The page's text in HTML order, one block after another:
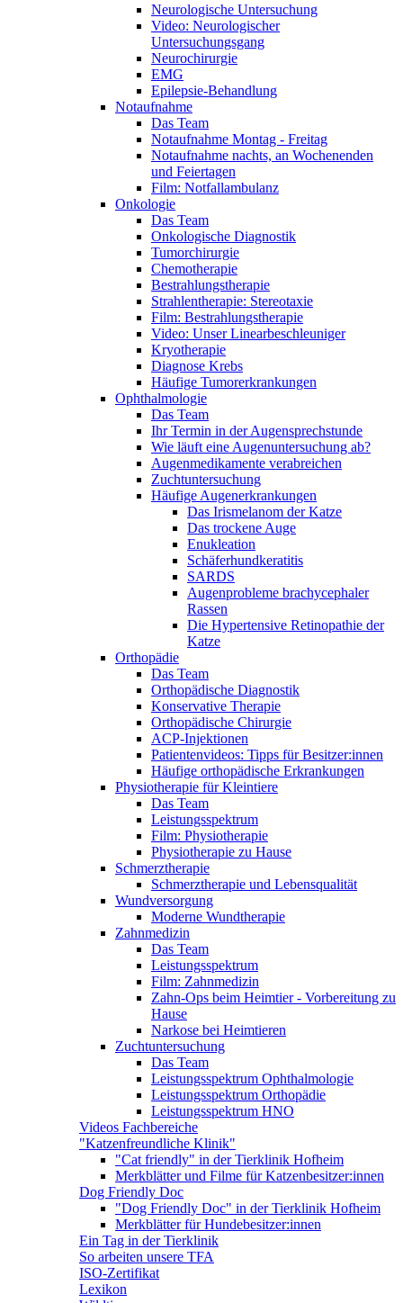
Neurologische Untersuchung
Video: Neurologischer
Untersuchungsgang
Neurochirurgie
EMG
Epilepsie-Behandlung
Notaufnahme
Das Team
Notaufnahme Montag - Freitag
Notaufnahme nachts, an Wochenenden
und Feiertagen
Film: Notfallambulanz
Onkologie
Das Team
Onkologische Diagnostik
Tumorchirurgie
Chemotherapie
Bestrahlungstherapie
Strahlentherapie: Stereotaxie
Film: Bestrahlungstherapie
Video: Unser Linearbeschleuniger
Kryotherapie
Diagnose Krebs
Häufige Tumorerkrankungen
Ophthalmologie
Das Team
Ihr Termin in der Augensprechstunde
Wie läuft eine Augenuntersuchung ab?
Augenmedikamente verabreichen
Zuchtuntersuchung
Häufige Augenerkrankungen
Das Irismelanom der Katze
Das trockene Auge
Enukleation
Schäferhundkeratitis
SARDS
Augenprobleme brachycephaler
Rassen
Die Hypertensive Retinopathie der
Katze
Orthopädie
Das Team
Orthopädische Diagnostik
Konservative Therapie
Orthopädische Chirurgie
ACP-Injektionen
Patientenvideos: Tipps für Besitzer:innen
Häufige orthopädische Erkrankungen
Physiotherapie für Kleintiere
Das Team
Leistungsspektrum
Film: Physiotherapie
Physiotherapie zu Hause
Schmerztherapie
Schmerztherapie und Lebensqualität
Wundversorgung
Moderne Wundtherapie
Zahnmedizin
Das Team
Leistungsspektrum
Film: Zahnmedizin
Zahn-Ops beim Heimtier - Vorbereitung zu
Hause
Narkose bei Heimtieren
Zuchtuntersuchung
Das Team
Leistungsspektrum Ophthalmologie
Leistungsspektrum Orthopädie
Leistungsspektrum HNO
Videos Fachbereiche
"Katzenfreundliche Klinik"
"Cat friendly" in der Tierklinik Hofheim
Merkblätter und Filme für Katzenbesitzer:innen
Dog Friendly Doc
"Dog Friendly Doc" in der Tierklinik Hofheim
Merkblätter für Hundebesitzer:innen
Ein Tag in der Tierklinik
So arbeiten unsere TFA
ISO-Zertifikat
Lexikon